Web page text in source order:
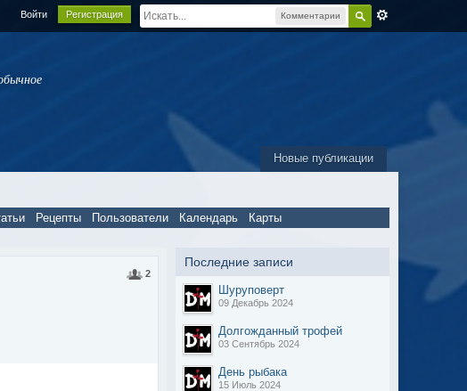
Комментарии
Войти Регистрация
Новые публикации
Рецепты Пользователи Календарь Карты
2
Последние записи
Шуруповерт
09 Декабрь 2024
Долгожданный трофей
03 Сентябрь 2024
День рыбака
15 Июль 2024